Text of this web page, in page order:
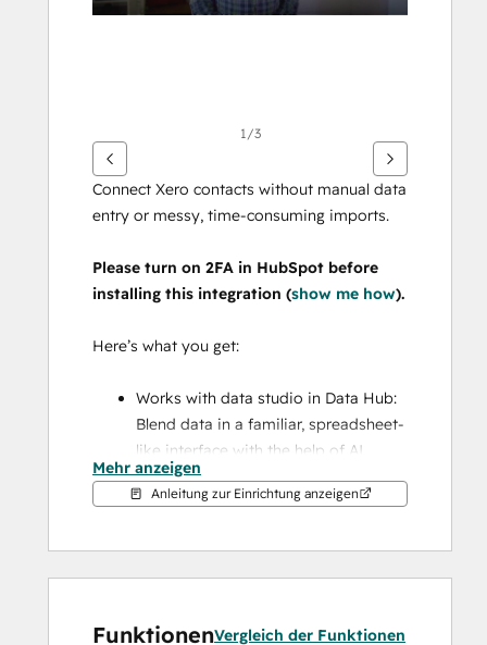
1/3
Connect Xero contacts without manual data
entry or messy, time-consuming imports.
Please turn on 2FA in HubSpot before
installing this integration (show me how).
Here’s what you get:
Works with data studio in Data Hub:
Blend data in a familiar, spreadsheet-
like interface with the help of AI.
Two-way sync: Data is shared
between Xero and HubSpot in real
Default field mappings: Set-up is
quick with out-of-the-box field
Historical syncing: Your existing data
Mehr anzeigen
Anleitung zur Einrichtung anzeigen
FunktionenVergleich der Funktionen